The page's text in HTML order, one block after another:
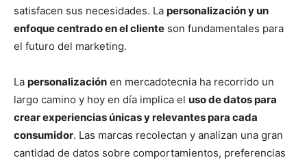
satisfacen sus necesidades. La personalización y un
enfoque centrado en el cliente son fundamentales para
el futuro del marketing.
La personalización en mercadotecnia ha recorrido un
largo camino y hoy en día implica el uso de datos para
crear experiencias únicas y relevantes para cada
consumidor. Las marcas recolectan y analizan una gran
cantidad de datos sobre comportamientos, preferencias